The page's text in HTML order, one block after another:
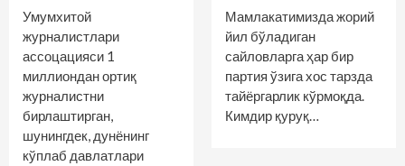
Умумхитой
журналистлари
ассоцацияси 1
миллиондан ортиқ
журналистни
бирлаштирган,
шунингдек, дунёнинг
кўплаб давлатлари
Мамлакатимизда жорий
йил бўладиган
сайловларга ҳар бир
партия ўзига хос тарзда
тайёргарлик кўрмоқда.
Кимдир қуруқ…